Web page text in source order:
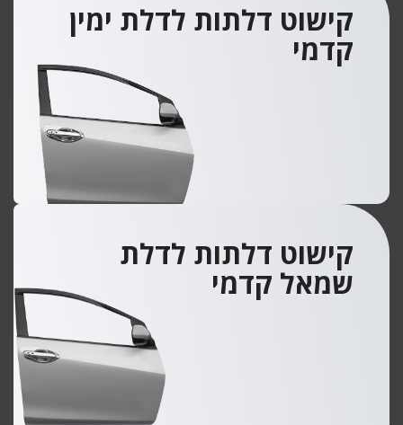
קישוט דלתות לדלת ימין
קדמי
קישוט דלתות לדלת
שמאל קדמי